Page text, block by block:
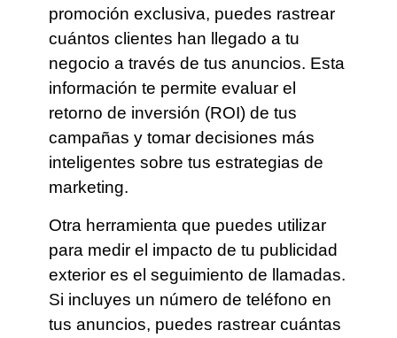
promoción exclusiva, puedes rastrear
cuántos clientes han llegado a tu
negocio a través de tus anuncios. Esta
información te permite evaluar el
retorno de inversión (ROI) de tus
campañas y tomar decisiones más
inteligentes sobre tus estrategias de
marketing.
Otra herramienta que puedes utilizar
para medir el impacto de tu publicidad
exterior es el seguimiento de llamadas.
Si incluyes un número de teléfono en
tus anuncios, puedes rastrear cuántas